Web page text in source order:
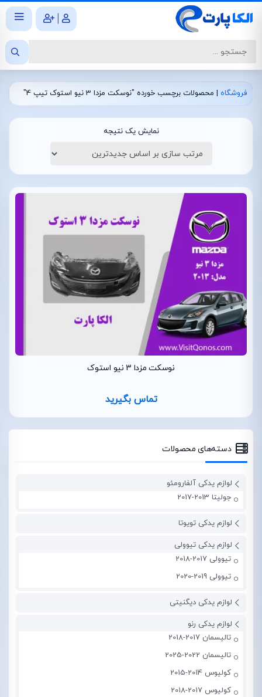
|
فروشگاه | محصولات برچسب خورده "نوسکت مزدا 3 نیو استوک تیپ 4"
نمایش یک نتیجه
نوسکت مزدا 3 نیو استوک
تماس بگیرید
دسته‌های محصولات
لوازم یدکی آلفارومئو
جولیتا 2013-2017
لوازم یدکی تویوتا
لوازم یدکی تیوولی
تیوولی 2017-2018
تیوولی 2019-2020
لوازم یدکی دیگنیتی
لوازم یدکی رنو
تالیسمان 2017-2018
تالیسمان 2022-2025
کولیوس 2014-2015
کولیوس 2017-2018